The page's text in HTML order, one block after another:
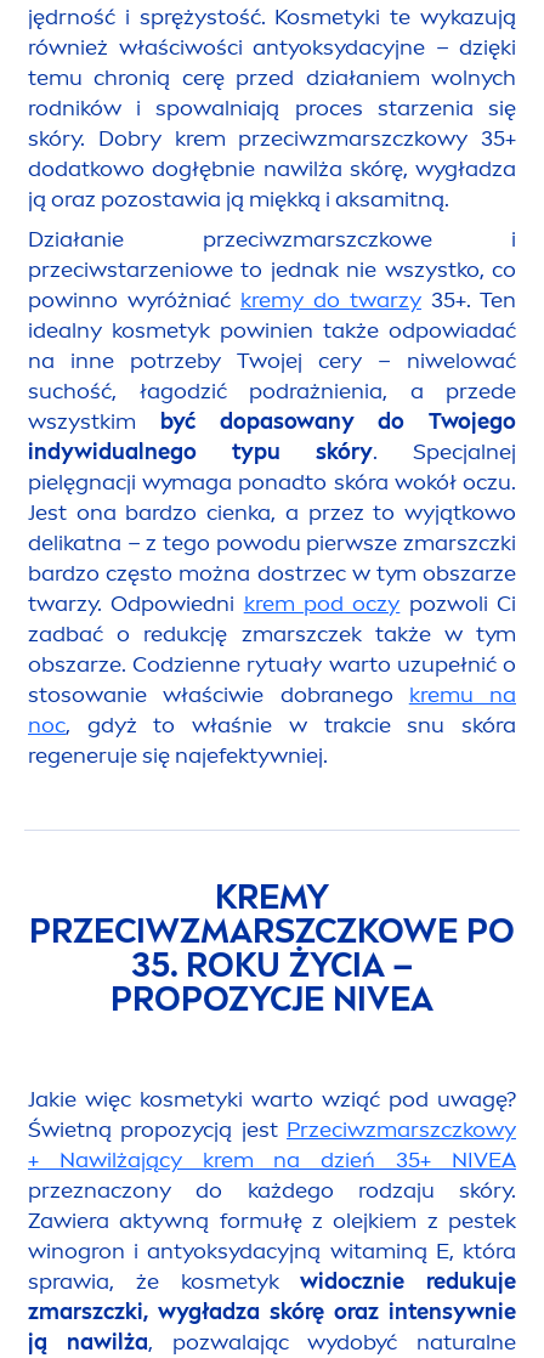
jędrność i sprężystość. Kosmetyki te wykazują
również właściwości antyoksydacyjne – dzięki
temu chronią cerę przed działaniem wolnych
rodników i spowalniają proces starzenia się
skóry. Dobry krem przeciwzmarszczkowy 35+
dodatkowo dogłębnie nawilża skórę, wygładza
ją oraz pozostawia ją miękką i aksamitną.
Działanie przeciwzmarszczkowe i
przeciwstarzeniowe to jednak nie wszystko, co
powinno wyróżniać kremy do twarzy 35+. Ten
idealny kosmetyk powinien także odpowiadać
na inne potrzeby Twojej cery – niwelować
suchość, łagodzić podrażnienia, a przede
wszystkim być dopasowany do Twojego
indywidualnego typu skóry. Specjalnej
pielęgnacji wymaga ponadto skóra wokół oczu.
Jest ona bardzo cienka, a przez to wyjątkowo
delikatna – z tego powodu pierwsze zmarszczki
bardzo często można dostrzec w tym obszarze
twarzy. Odpowiedni krem pod oczy pozwoli Ci
zadbać o redukcję zmarszczek także w tym
obszarze. Codzienne rytuały warto uzupełnić o
stosowanie właściwie dobranego kremu na
noc, gdyż to właśnie w trakcie snu skóra
regeneruje się najefektywniej.
KREMY
PRZECIWZMARSZCZKOWE PO
35. ROKU ŻYCIA –
PROPOZYCJE NIVEA
Jakie więc kosmetyki warto wziąć pod uwagę?
Świetną propozycją jest Przeciwzmarszczkowy
+ Nawilżający krem na dzień 35+ NIVEA
przeznaczony do każdego rodzaju skóry.
Zawiera aktywną formułę z olejkiem z pestek
winogron i antyoksydacyjną witaminą E, która
sprawia, że kosmetykwidocznie redukuje
zmarszczki, wygładza skórę oraz intensywnie
ją nawilża, pozwalając wydobyć naturalne